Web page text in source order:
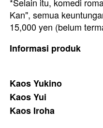
Kan", semua
15,000 yen (belum
Informasi produk
Kaos Yukino
Kaos Yui
Kaos Iroha